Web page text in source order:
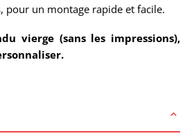
pour un montage rapide et facile.
vierge (sans les impressions),